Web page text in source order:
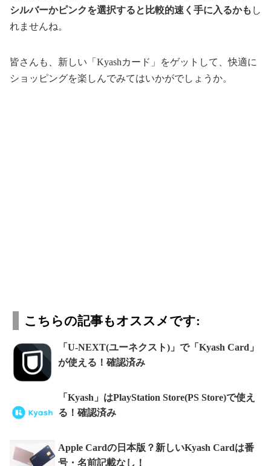
シルバーかピンクを選択すると比較的速く手に入るかも し
れませんね。
皆さんも、新しい「Kyashカード」をゲットして、快適に
ショッピングを楽しんでみてはいかがでしょうか。
こちらの記事もオススメです:
「U-NEXT(ユーネクスト)」で「Kyash Card」
が使える！確認済み
「Kyash」はPlayStation Store(PS Store)で使え
る！確認済み
Apple Cardの日本版？新しいKyash Cardは番
号・名前記載なし！